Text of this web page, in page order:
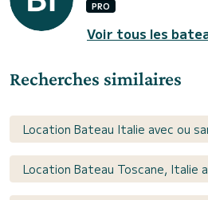
PRO
Voir tous les
Recherches similaires
Location Bateau Italie avec ou
Location Bateau Toscane, Italie